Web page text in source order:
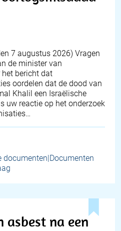
7 augustus 2026) Vragen
de minister van
het bericht dat
oordelen dat de dood van
Khalil een Israëlische
uw reactie op het onderzoek
documenten|Documenten
asbest na een